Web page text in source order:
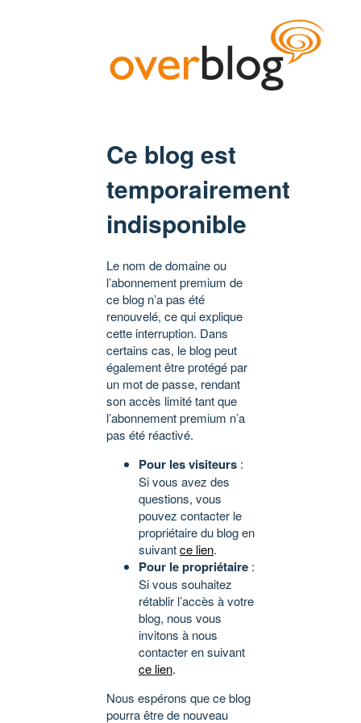
Ce blog est
temporairement
indisponible
Le nom de domaine ou
l’abonnement premium de
ce blog n’a pas été
renouvelé, ce qui explique
cette interruption. Dans
certains cas, le blog peut
également être protégé par
un mot de passe, rendant
son accès limité tant que
l’abonnement premium n’a
pas été réactivé.
Pour les visiteurs :
Si vous avez des
questions, vous
pouvez contacter le
propriétaire du blog en
suivantce lien.
Pour le propriétaire :
Si vous souhaitez
rétablir l’accès à votre
blog, nous vous
invitons à nous
contacter en suivant
ce lien.
Nous espérons que ce blog
pourra être de nouveau